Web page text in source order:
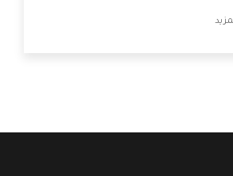
مع المنتجات وتقدم للعملاء أقوى